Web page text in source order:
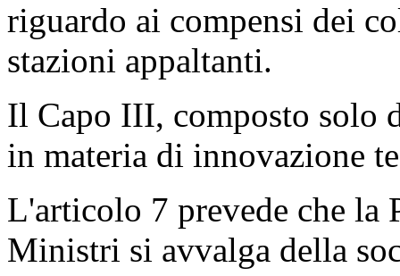
riguardo ai compensi dei
stazioni appaltanti.
Il Capo III, composto solo
in materia di innovazione
L'articolo 7 prevede che la
Ministri si avvalga della